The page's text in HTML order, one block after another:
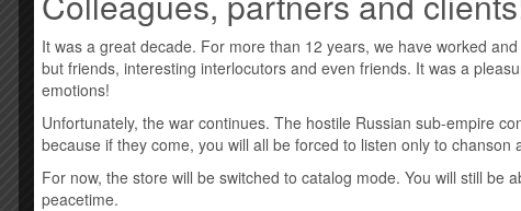
CD1
1 If Eternity Should Fail 8:28
2 Speed Of Light 5:02
4 The Red And The Black 13:34
5 When The River Runs Deep 5:53
CD2
It was a great decade. For more than 12 years, we have worked
but friends, interesting interlocutors and even friends. It was a
emotions!
Unfortunately, the war continues. The hostile Russian sub-empire
because if they come, you will all be forced to listen only to chanson
For now, the store will be switched to catalog mode. You will still
peacetime.